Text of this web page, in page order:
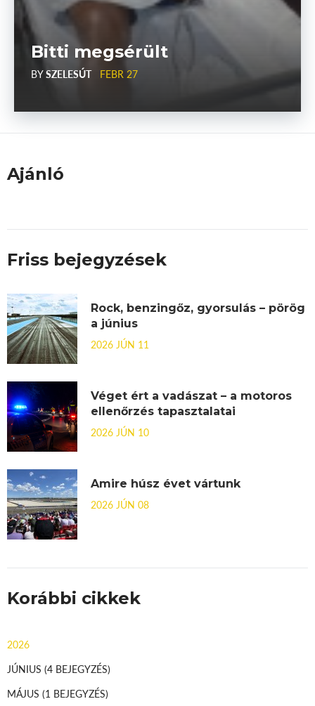
Bitti megsérült
BYSZELESÚT FEBR 27
Ajánló
Friss bejegyzések
Rock, benzingőz, gyorsulás – pörög
a június
2026 JÚN 11
Véget ért a vadászat – a motoros
ellenőrzés tapasztalatai
2026 JÚN 10
Amire húsz évet vártunk
2026 JÚN 08
Korábbi cikkek
2026
JÚNIUS (4 BEJEGYZÉS)
MÁJUS (1 BEJEGYZÉS)